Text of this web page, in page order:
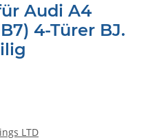
Audi A4
4-Türer BJ.
LTD